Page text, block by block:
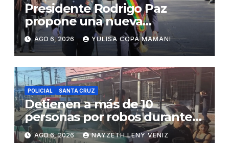
Presidente Rodrigo Paz
propone una nueva
gobernabilidad basada en
acuerdos institucionales
AGO 6, 2026 YULISA COPA MAMANI
POLICIAL SANTA CRUZ
Detienen a más de 10
personas por robos durante
incendio en Barrio Lindo
AGO 6, 2026 NAYZETH LENY VENIZ